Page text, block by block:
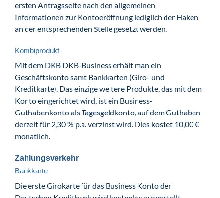
ersten Antragsseite nach den allgemeinen
Informationen zur Kontoeröffnung lediglich der Haken
an der entsprechenden Stelle gesetzt werden.
Kombiprodukt
Mit dem DKB DKB-Business erhält man ein
Geschäftskonto samt Bankkarten (Giro- und
Kreditkarte). Das einzige weitere Produkte, das mit dem
Konto eingerichtet wird, ist ein Business-
Guthabenkonto als Tagesgeldkonto, auf dem Guthaben
derzeit für 2,30 % p.a. verzinst wird. Dies kostet 10,00 €
monatlich.
Zahlungsverkehr
Bankkarte
Die erste Girokarte für das Business Konto der